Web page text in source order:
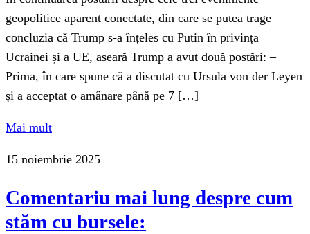
geopolitice aparent conectate, din care se putea trage
concluzia că Trump s-a înțeles cu Putin în privința
Ucrainei și a UE, aseară Trump a avut două postări: –
Prima, în care spune că a discutat cu Ursula von der Leyen
și a acceptat o amânare până pe 7 […]
Mai mult
15 noiembrie 2025
Comentariu mai lung despre cum
stăm cu bursele: